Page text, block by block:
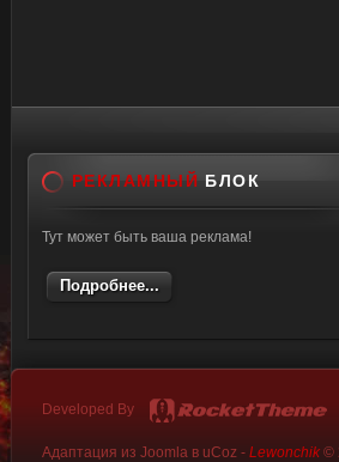
РЕКЛАМНЫЙ БЛОК
Тут может быть ваша реклама!
Подробнее...
Developed By
Адаптация из Joomla в uCoz - Lewonchik©